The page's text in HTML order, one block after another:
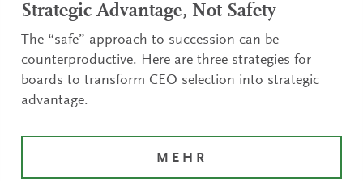
Strategic Advantage, Not Safety
The “safe” approach to succession can be
counterproductive. Here are three strategies for
boards to transform CEO selection into strategic
advantage.
MEHR